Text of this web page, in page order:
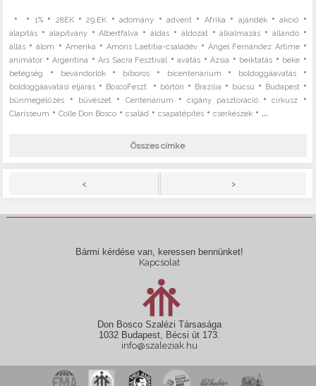
• • 1%• 28EK•29.EK •adomány •advent • Afrika • ajándék•akció •
alapítás • alapítvány•Albertfalva •áldás • áldozat •alkalmazás • állandó•
állás •álom • Amerika • Amoris Laetitia-családév •Ángel Fernández Artime•
animátor •Argentína •Ars Sacra Fesztivál •avatás •Ázsia • beiktatás • béke •
betegség • bevándorlók• bíboros • bicentenárium • boldoggáavatás•
boldoggáavatási eljárás • BoscoFeszt • börtön • Brazília • búcsú • Budapest •
bűnmegelőzés • bűvészet • Centenárium •cigány pasztoráció•cirkusz •
Clarisseum •Colle Don Bosco •család •csapatépítés •cserkészek • ...
Összes címke
< >
Bármi kérdése van, keressen bennünket!
Kapcsolat
Don Bosco Szalézi Társasága
1032 Budapest, Bécsi út 173.
info@szaleziak.hu